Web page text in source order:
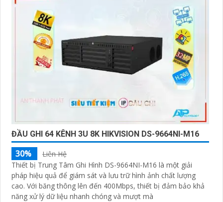
ĐẦU GHI 64 KÊNH 3U 8K HIKVISION DS-9664NI-M16
30%
Liên Hệ
Thiết bị Trung Tâm Ghi Hình DS-9664NI-M16 là một giải
pháp hiệu quả để giám sát và lưu trữ hình ảnh chất lượng
cao. Với băng thông lên đến 400Mbps, thiết bị đảm bảo khả
năng xử lý dữ liệu nhanh chóng và mượt mà